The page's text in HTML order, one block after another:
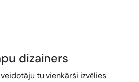
dizainers
tu vienkārši izvēlies